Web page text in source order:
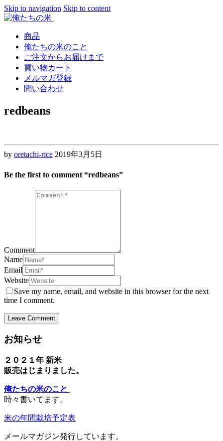
Skip to navigation Skip to content
商品
俺たちの米のこと
ご注文からお届けまで
買い物カート
メルマガ登録
問い合わせ
redbeans
by oretachi-rice 2019年3月5日
Be the first to comment “redbeans”
Comment
Name
Email
Website
Save my name, email, and website in this browser for the next
time I comment.
お知らせ
２０２１年 新米
販売はじまりました。
俺たちの米のこと
時々書いてます。
米の年間栽培予定表
メールマガジン発行しています。